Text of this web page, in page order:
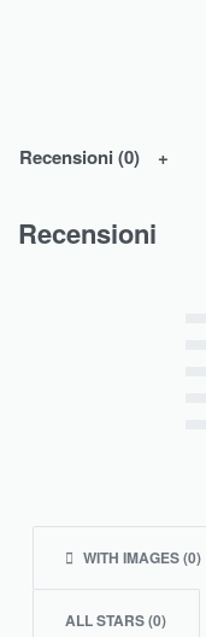
Recensioni (0)
Recensioni
WITH IMAGES (0)
ALL STARS (0)